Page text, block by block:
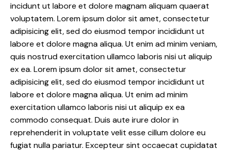
incidunt ut labore et dolore magnam aliquam quaerat
voluptatem. Lorem ipsum dolor sit amet, consectetur
adipisicing elit, sed do eiusmod tempor incididunt ut
labore et dolore magna aliqua. Ut enim ad minim veniam,
quis nostrud exercitation ullamco laboris nisi ut aliquip
ex ea. Lorem ipsum dolor sit amet, consectetur
adipisicing elit, sed do eiusmod tempor incididunt ut
labore et dolore magna aliqua. Ut enim ad minim
exercitation ullamco laboris nisi ut aliquip ex ea
commodo consequat. Duis aute irure dolor in
reprehenderit in voluptate velit esse cillum dolore eu
fugiat nulla pariatur. Excepteur sint occaecat cupidatat